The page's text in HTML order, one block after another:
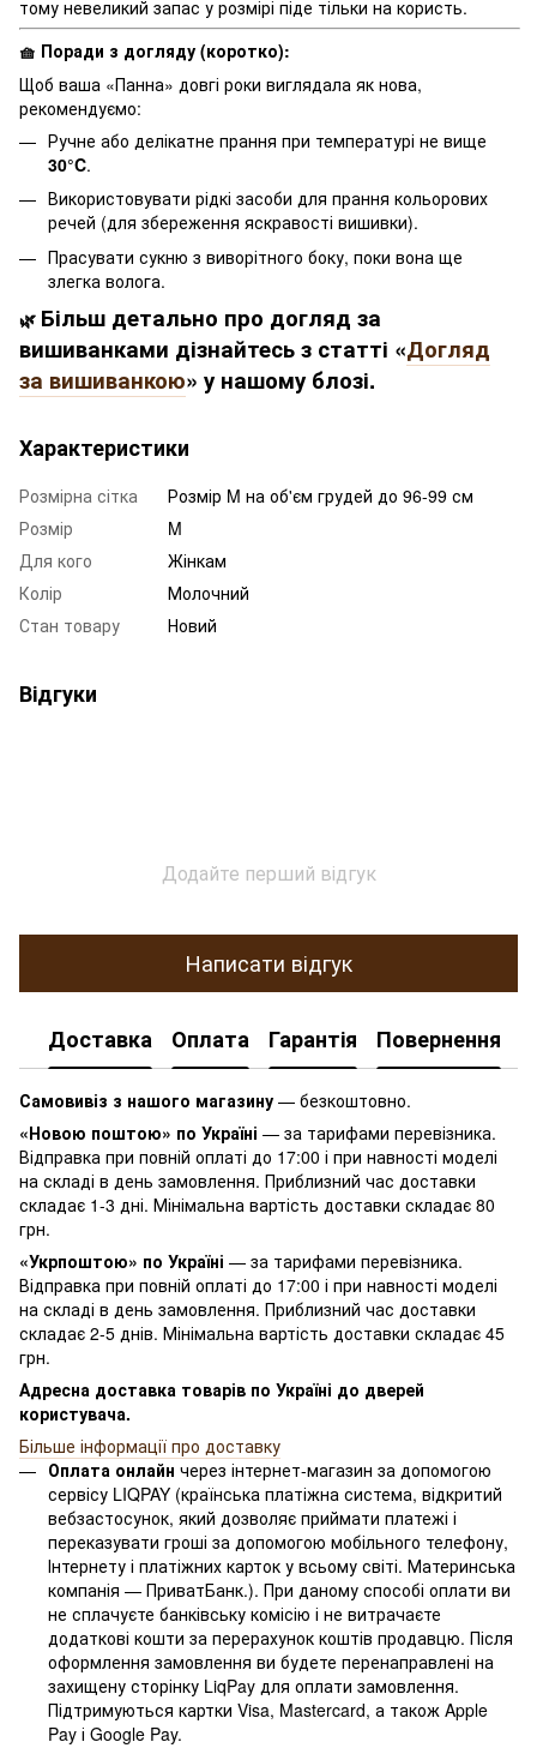
тому невеликий запас у розмірі піде тільки на користь.
🧺 Поради з догляду (коротко):
Щоб ваша «Панна» довгі роки виглядала як нова,
рекомендуємо:
Ручне або делікатне прання при температурі не вище
30°C.
Використовувати рідкі засоби для прання кольорових
речей (для збереження яскравості вишивки).
Прасувати сукню з виворітного боку, поки вона ще
злегка волога.
🌿 Більш детально про догляд за
вишиванками дізнайтесь з статті «Догляд
за вишиванкою» у нашому блозі.
Характеристики
Розмірна сітка
Розмір M на об'єм грудей до 96-99 см
Розмір
M
Для кого
Жінкам
Колір
Молочний
Стан товару
Новий
Відгуки
Додайте перший відгук
Написати відгук
Доставка Оплата Гарантія Повернення
Самовивіз з нашого магазину — безкоштовно.
«Новою поштою» по Україні — за тарифами перевізника.
Відправка при повній оплаті до 17:00 і при навності моделі
на складі в день замовлення. Приблизний час доставки
складає 1-3 дні. Мінімальна вартість доставки складає 80
грн.
«Укрпоштою» по Україні — за тарифами перевізника.
Відправка при повній оплаті до 17:00 і при навності моделі
на складі в день замовлення. Приблизний час доставки
складає 2-5 днів. Мінімальна вартість доставки складає 45
грн.
Адресна доставка товарів по Україні до дверей
користувача.
Більше інформації про доставку
Оплата онлайн через інтернет-магазин за допомогою
сервісу LIQPAY (країнська платіжна система, відкритий
вебзастосунок, який дозволяє приймати платежі і
переказувати гроші за допомогою мобільного телефону,
Інтернету і платіжних карток у всьому світі. Материнська
компанія — ПриватБанк.). При даному способі оплати ви
не сплачуєте банківську комісію і не витрачаєте
додаткові кошти за перерахунок коштів продавцю. Після
оформлення замовлення ви будете перенаправлені на
захищену сторінку LiqPay для оплати замовлення.
Підтримуються картки Visa, Mastercard, а також Apple
Pay і Google Pay.